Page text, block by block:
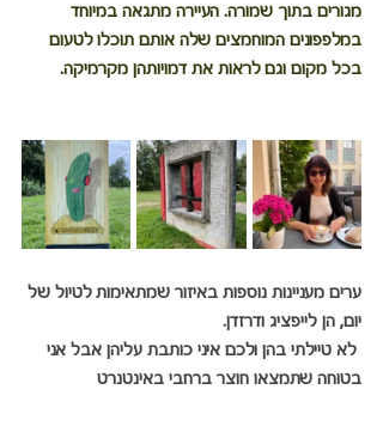
מגורים בתוך שמורה. העיירה מתגאה במיוחד
במלפפונים המוחמצים שלה אותם תוכלו לטעום
בכל מקום וגם לראות את דמויותהן מקרמיקה.
ערים מעניינות נוספות באיזור שמתאימות לטיול של
יום, הן לייפציג ודרזדן.
לא טיילתי בהן ולכם איני כותבת עליהן אבל אני
בטוחה שתמצאו חוצר ברחבי באינטנרט